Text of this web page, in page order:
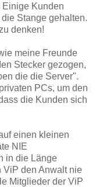
Einige Kunden
Stange gehalten.
denken!
meine Freunde
Stecker gezogen,
die die Server".
PCs, um den
die Kunden sich
einen kleinen
NIE
in die Länge
ViP den Anwalt nie
Mitglieder der ViP